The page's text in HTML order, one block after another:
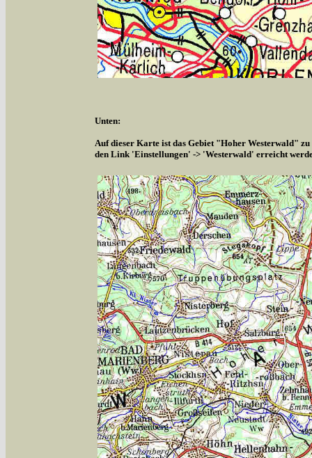
Unten:
Auf dieser Karte ist das Gebiet "Hoher Westerwald"
den Link 'Einstellungen' -> 'Westerwald' erreicht